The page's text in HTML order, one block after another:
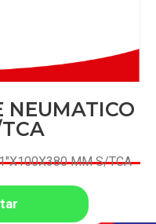
NEUMATICO
MM S/TCA